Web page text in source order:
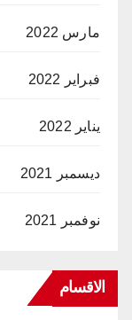
مارس 2022
فبراير 2022
يناير 2022
ديسمبر 2021
نوفمبر 2021
الاقسام